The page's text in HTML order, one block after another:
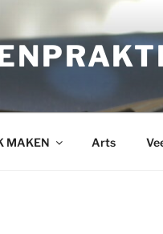
MAKEN Arts